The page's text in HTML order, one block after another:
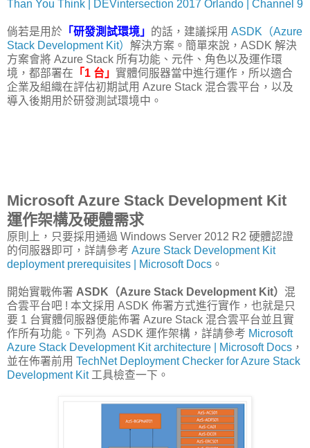
Than You Think | DEVintersection 2017 Orlando | Channel 9
倘若是用於 「研發測試環境」 的話，建議採用 ASDK（Azure
Stack Development Kit） 解決方案。簡單來說，ASDK 解決
方案會將 Azure Stack 所有功能、元件、角色以及運作環
境，都部署在 「1 台」 實體伺服器當中進行運作，所以適合
企業及組織在評估初期試用 Azure Stack 混合雲平台，以及
導入後期用於研發測試環境中。
Microsoft Azure Stack Development Kit
運作架構及硬體需求
原則上，只要採用通過 Windows Server 2012 R2 硬體認證
的伺服器即可，詳請參考 Azure Stack Development Kit
deployment prerequisites | Microsoft Docs 。
開始實戰佈署 ASDK（Azure Stack Development Kit） 混
合雲平台吧 ! 本文採用 ASDK 佈署方式進行實作，也就是只
要 1 台實體伺服器便能佈署 Azure Stack 混合雲平台並且實
作所有功能。下列為 ASDK 運作架構，詳請參考 Microsoft
Azure Stack Development Kit architecture | Microsoft Docs ，
並在佈署前用 TechNet Deployment Checker for Azure Stack
Development Kit 工具檢查一下。